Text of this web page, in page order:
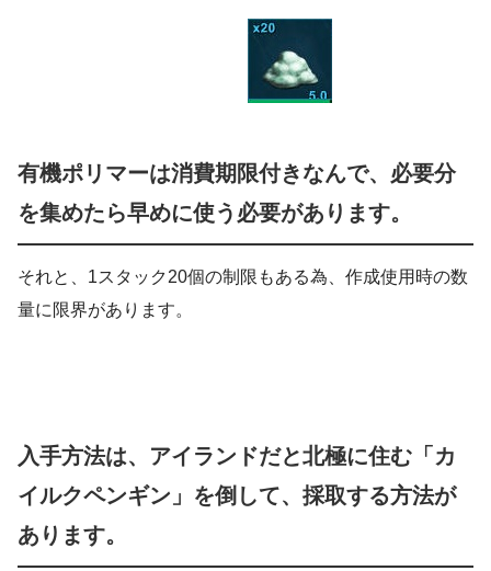
有機ポリマーは消費期限付きなんで、必要分
を集めたら早めに使う必要があります。
それと、1スタック20個の制限もある為、作成使用時の数
量に限界があります。
入手方法は、アイランドだと北極に住む「カ
イルクペンギン」を倒して、採取する方法が
あります。